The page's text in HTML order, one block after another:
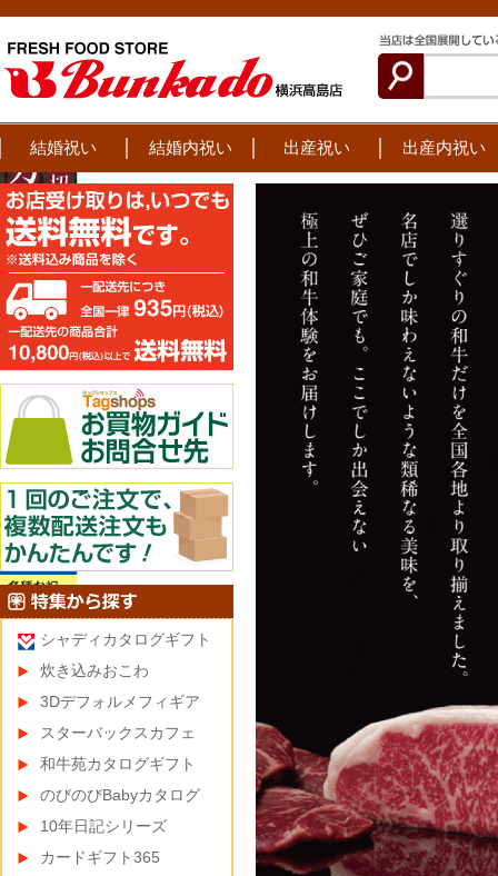
結婚祝い 結婚内祝い 出産祝い 出産内祝い
シャディカタログギフト
炊き込みおこわ
3Dデフォルメフィギア
スターバックスカフェ
和牛苑カタログギフト
のびのびBabyカタログ
10年日記シリーズ
カードギフト365